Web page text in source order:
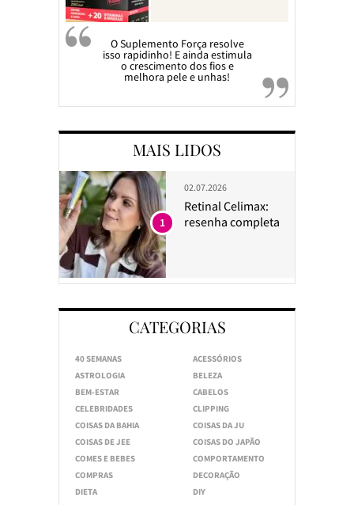
O Suplemento Força resolve
isso rapidinho! E ainda estimula
o crescimento dos fios e
melhora pele e unhas!
MAIS LIDOS
02.07.2026
Retinal Celimax:
resenha completa
1
CATEGORIAS
40 SEMANAS
ACESSÓRIOS
ASTROLOGIA
BELEZA
BEM-ESTAR
CABELOS
CELEBRIDADES
CLIPPING
COISAS DA BAHIA
COISAS DA JU
COISAS DE JEE
COISAS DO JAPÃO
COMES E BEBES
COMPORTAMENTO
COMPRAS
DECORAÇÃO
DIETA
DIY